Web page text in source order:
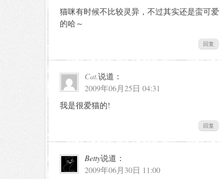
猫咪有时候不比较灵异，不过其实还是蛮可爱
的哈～
回复
Cat.说道：
2009年06月25日 04:31
我是很爱猫的!
回复
Betty说道：
2009年06月30日 11:00